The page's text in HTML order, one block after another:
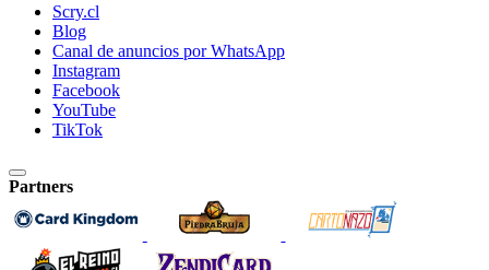
Scry.cl
Blog
Canal de anuncios por WhatsApp
Instagram
Facebook
YouTube
TikTok
Partners